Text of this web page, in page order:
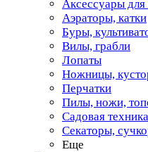
Аксессуары для
Аэраторы, катки
Буры,
Вилы, грабли
Лопаты
Ножницы,
Перчатки
Пилы, ножи,
Садовая техника
Секаторы,
Еще